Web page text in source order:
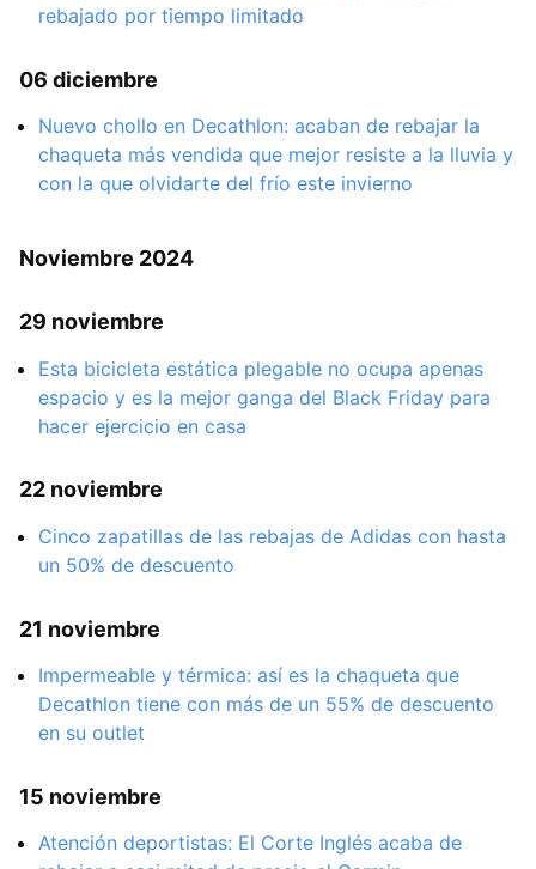
rebajado por tiempo limitado
06 diciembre
Nuevo chollo en Decathlon: acaban de rebajar la
chaqueta más vendida que mejor resiste a la lluvia y
con la que olvidarte del frío este invierno
Noviembre 2024
29 noviembre
Esta bicicleta estática plegable no ocupa apenas
espacio y es la mejor ganga del Black Friday para
hacer ejercicio en casa
22 noviembre
Cinco zapatillas de las rebajas de Adidas con hasta
un 50% de descuento
21 noviembre
Impermeable y térmica: así es la chaqueta que
Decathlon tiene con más de un 55% de descuento
en su outlet
15 noviembre
Atención deportistas: El Corte Inglés acaba de